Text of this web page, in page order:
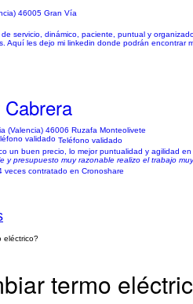
46005 Gran Vía
servicio, dinámico, paciente, puntual y
Aquí les dejo mi linkedin donde podrán encontrar
(Valencia) 46006 Ruzafa Monteolivete
Teléfono validado
un buen precio, lo mejor puntualidad y agilidad en
y presupuesto muy razonable realizo el trabajo
veces contratado en Cronoshare
termo